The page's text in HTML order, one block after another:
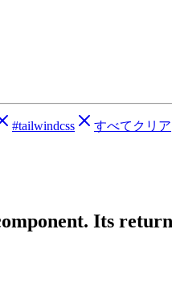
#tailwindcss
すべてクリア
Its